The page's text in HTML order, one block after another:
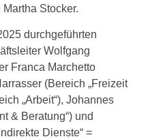
Stocker.
durchgeführten
Wolfgang
Franca Marchetto
(Bereich „Freizeit
„Arbeit“), Johannes
& Beratung“) und
Dienste“ =